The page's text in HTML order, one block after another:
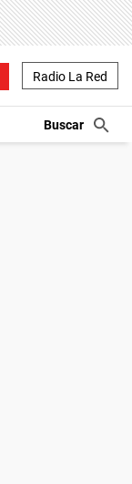
Radio La Red